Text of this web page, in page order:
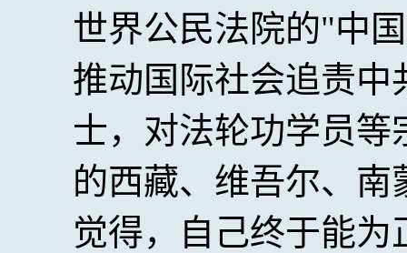
世界公民法院的"中
推动国际社会追责
士，对法轮功学员
的西藏、维吾尔、
觉得，自己终于能